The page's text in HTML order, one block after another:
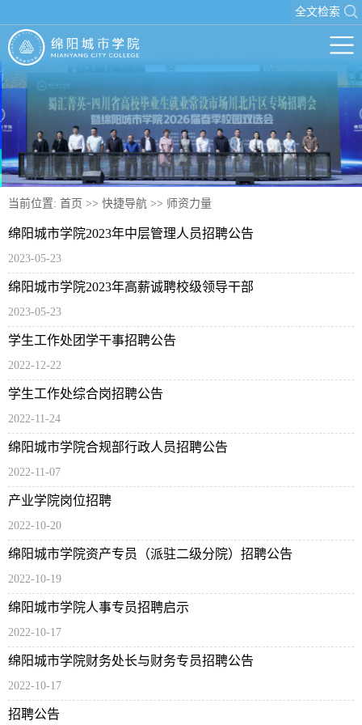
全文检索
当前位置: 首页 >> 快捷导航 >> 师资力量
绵阳城市学院2023年中层管理人员招聘公告
2023-05-23
绵阳城市学院2023年高薪诚聘校级领导干部
2023-05-23
学生工作处团学干事招聘公告
2022-12-22
学生工作处综合岗招聘公告
2022-11-24
绵阳城市学院合规部行政人员招聘公告
2022-11-07
产业学院岗位招聘
2022-10-20
绵阳城市学院资产专员（派驻二级分院）招聘公告
2022-10-19
绵阳城市学院人事专员招聘启示
2022-10-17
绵阳城市学院财务处长与财务专员招聘公告
2022-10-17
招聘公告